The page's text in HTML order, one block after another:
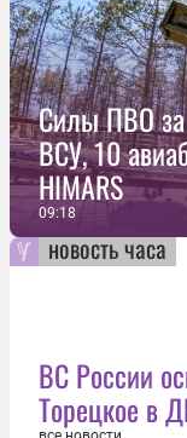
Силы ПВО за
ВСУ, 10
HIMARS
09:18
новость часа
ВС России
Торецкое в